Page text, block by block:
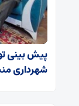
شهرداری منطقه